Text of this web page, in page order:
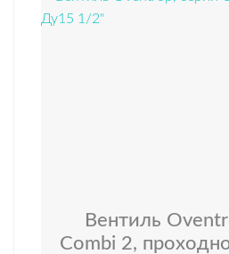
Вентиль
Combi 2,